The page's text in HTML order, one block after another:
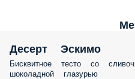
Десерт Эскимо
Бисквитное тесто со
шоколадной глазурью